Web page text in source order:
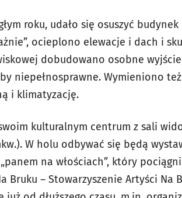
roku, udało się osuszyć
ocieplono elewacje i dach i
dobudowano osobne
niepełnosprawne. Wymieniono
i klimatyzację.
kulturalnym centrum z sali
W holu odbywać się będą
na włościach”, który
Bruku – Stowarzyszenie Artyści Na